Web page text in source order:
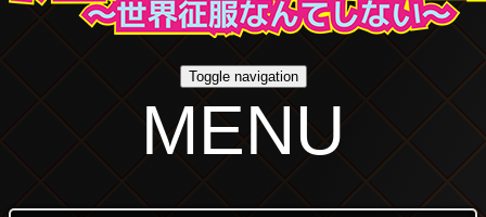
Toggle navigation
MENU